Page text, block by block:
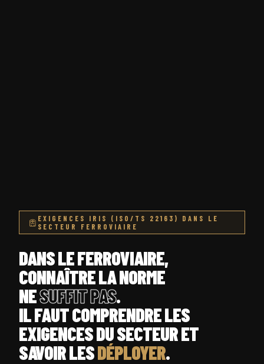
EXIGENCES IRIS (ISO/TS 22163) DANS LE
SECTEUR FERROVIAIRE
DANS LE FERROVIAIRE,
CONNAÎTRE LA NORME
NESUFFIT PAS.
IL FAUT COMPRENDRE LES
EXIGENCES DU SECTEUR ET
SAVOIR LESDÉPLOYER.